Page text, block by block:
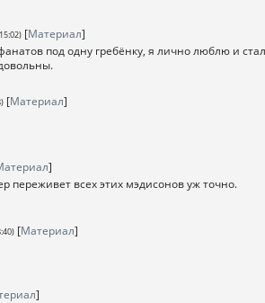
[Материал]
под одну гребёнку, я лично люблю и
[Материал]
]
переживет всех этих мэдисонов уж точно.
[Материал]
]